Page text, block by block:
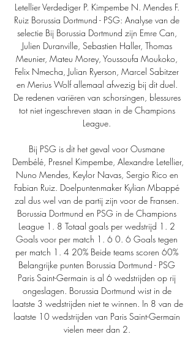
Letellier Verdediger P. Kimpembe N. Mendes F.
Ruiz Borussia Dortmund - PSG: Analyse van de
selectie Bij Borussia Dortmund zijn Emre Can,
Julien Duranville, Sebastien Haller, Thomas
Meunier, Mateu Morey, Youssoufa Moukoko,
Felix Nmecha, Julian Ryerson, Marcel Sabitzer
en Merius Wolf allemaal afwezig bij dit duel.
De redenen variëren van schorsingen, blessures
tot niet ingeschreven staan in de Champions
League.
Bij PSG is dit het geval voor Ousmane
Dembélé, Presnel Kimpembe, Alexandre Letellier,
Nuno Mendes, Keylor Navas, Sergio Rico en
Fabian Ruiz. Doelpuntenmaker Kylian Mbappé
zal dus wel van de partij zijn voor de Fransen.
Borussia Dortmund en PSG in de Champions
League 1. 8 Totaal goals per wedstrijd 1. 2
Goals voor per match 1. 6 0. 6 Goals tegen
per match 1. 4 20% Beide teams scoren 60%
Belangrijke punten Borussia Dortmund - PSG
Paris Saint-Germain is al 6 wedstrijden op rij
ongeslagen. Borussia Dortmund wist in de
laatste 3 wedstrijden niet te winnen. In 8 van de
laatste 10 wedstrijden van Paris Saint-Germain
vielen meer dan 2.